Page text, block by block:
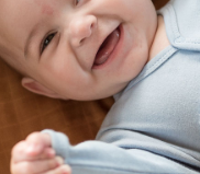
zum Hineinkuscheln
Eulenmotiv auf der